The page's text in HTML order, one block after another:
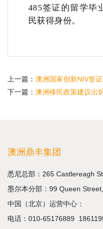
485签证的留学毕
民获得身份。
上一篇： 澳洲国家创新NIV签
下一篇： 澳洲移民政策建议出
澳洲鼎丰集团
悉尼总部：265 Castlereagh
墨尔本分部：99 Queen
中国（北京）运营中心：
电话： 010-65176889